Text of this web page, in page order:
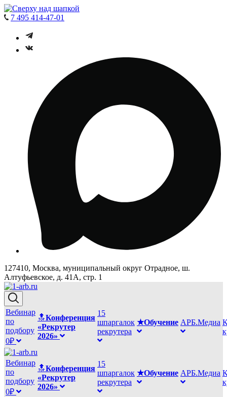
7 495 414-47-01
127410, Москва, муниципальный округ Отрадное, ш.
Алтуфьевское, д. 41А, стр. 1
Вебинар
по
подбору
0₽
🔝Конференция
«Рекрутер
2026»
15
шпаргалок
рекрутера
★Обучение АРБ.Медиа
Вебинар
по
подбору
0₽
🔝Конференция
«Рекрутер
2026»
15
шпаргалок
рекрутера
★Обучение АРБ.Медиа